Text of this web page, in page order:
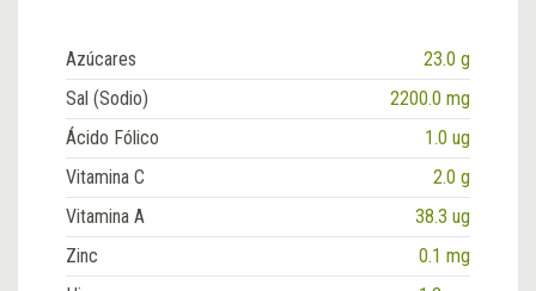
Azúcares
23.0 g
Sal (Sodio)
2200.0 mg
Ácido Fólico
1.0 ug
Vitamina C
2.0 g
Vitamina A
38.3 ug
Zinc
0.1 mg